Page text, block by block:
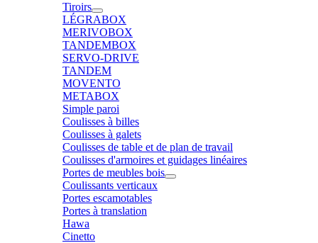
Tiroirs
LÉGRABOX
MERIVOBOX
TANDEMBOX
SERVO-DRIVE
TANDEM
MOVENTO
METABOX
Simple paroi
Coulisses à billes
Coulisses à galets
Coulisses de table et de plan de travail
Coulisses d'armoires et guidages linéaires
Portes de meubles bois
Coulissants verticaux
Portes escamotables
Portes à translation
Hawa
Cinetto